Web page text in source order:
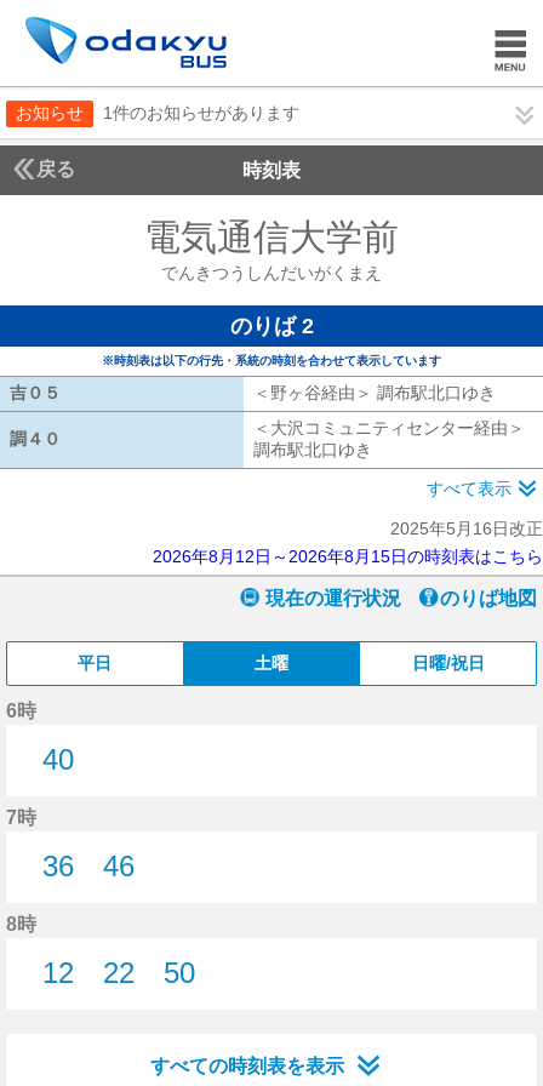
お知らせ 1件のお知らせがあります
戻る 時刻表
電気通信大学前
でんきつうしんだいがくまえ
のりば 2
※時刻表は以下の行先・系統の時刻を合わせて表示しています
吉０５ ＜野ヶ谷経由＞ 調布駅北口ゆき
調４０
＜大沢コミュニティセンター経由＞
調布駅北口ゆき
すべて表示
2025年5月16日改正
2026年8月12日～2026年8月15日の時刻表はこちら
現在の運行状況 のりば地図
平日 土曜 日曜/祝日
6時
40
7時
36
46
8時
12
22
50
すべての時刻表を表示